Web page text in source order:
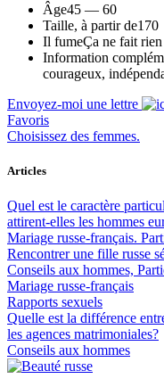
Âge45 — 60
Taille, à partir de170
Il fumeÇa ne fait rien
Information
courageux,
Envoyez-moi une lettre
Favoris
Choisissez des femmes.
Articles
Quel est le caractère
attirent-elles les hommes
Mariage russe-français.
Rencontrer une fille russe
Conseils aux hommes,
Mariage russe-français
Rapports sexuels
Quelle est la différence
les agences matrimoniales?
Conseils aux hommes